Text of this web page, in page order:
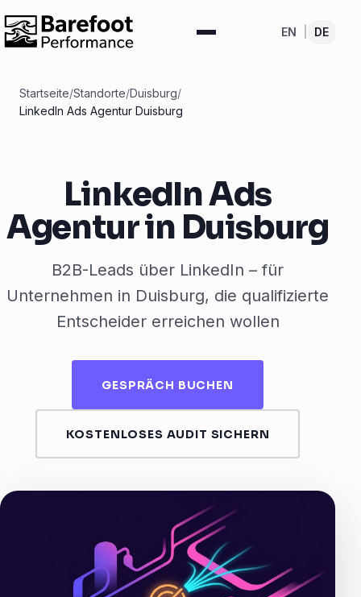
EN DE
Startseite/Standorte/Duisburg/
LinkedIn Ads Agentur Duisburg
LinkedIn Ads
Agentur in Duisburg
B2B-Leads über LinkedIn – für
Unternehmen in Duisburg, die qualifizierte
Entscheider erreichen wollen
GESPRÄCH BUCHEN
KOSTENLOSES AUDIT SICHERN